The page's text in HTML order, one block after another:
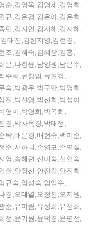
순,김영옥,김영제,김영희,
규,김은경,김은아,김은희,
민,김지연,김지혜,김지혜,
태진,김한지영,김현경,
조,김혜숙,김혜장,김홍,
은,나한윤,남양원,남은주,
주희,류창범,류현경,
숙,박광우,박구만,박명희,
진,박선영,박선희,박성아,
영미,박영희,박옥희,
경,박차옥경,박태정,
탁,배은경,배현숙,백미순,
순,서하늬,손영모,손영실,
영,송혜련,신미숙,신연숙,
환,안정선,안진걸,안진희,
규숙,엄성숙,엄익수,
경,오대열,오정진,오지원,
준,유미림,유성희,유성희,
정,윤기원,윤덕경,윤명선,